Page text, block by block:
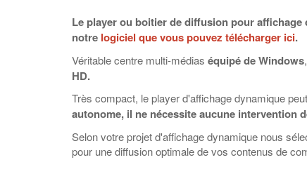
Le player ou boitier de diffusion pour affichage
notre logiciel que vous pouvez télécharger ici.
Véritable centre multi-médias équipé deWindows
HD.
Très compact, le player d'affichage dynamique
autonome, il ne nécessite aucune intervention
Selon votre projet d'affichage dynamique nous
pour une diffusion optimale de vos contenus de